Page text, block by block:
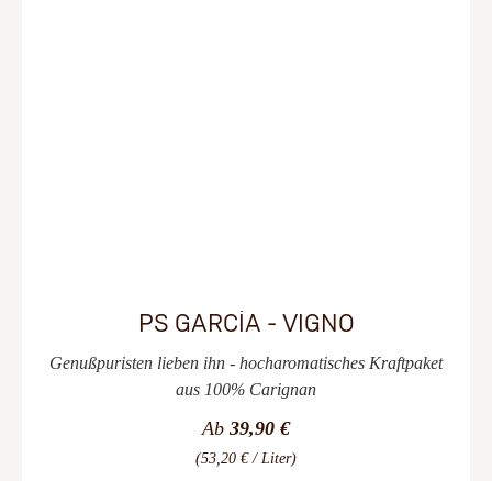
PS GARCÍA - VIGNO
Genußpuristen lieben ihn - hocharomatisches Kraftpaket
aus 100% Carignan
Ab 39,90 €
(53,20 € / Liter)